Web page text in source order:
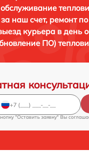
наш счет, ремонт
курьера в день
ПО)
"Оставить заявку" Вы